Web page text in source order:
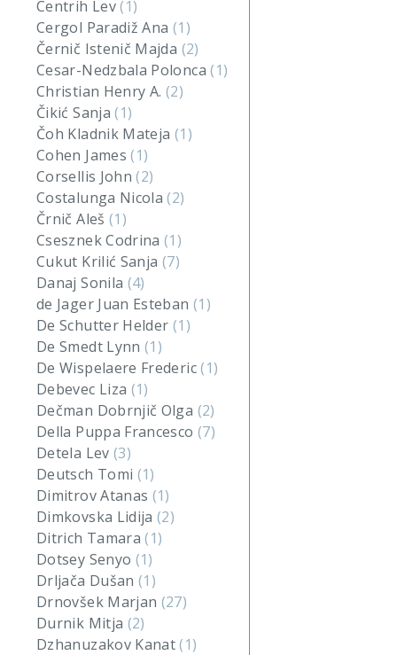
Centrih Lev(1)
Cergol Paradiž Ana (1)
Černič Istenič Majda (2)
Cesar-Nedzbala Polonca(1)
Christian Henry A. (2)
Čikić Sanja(1)
Čoh Kladnik Mateja (1)
Cohen James(1)
Corsellis John(2)
Costalunga Nicola(2)
Črnič Aleš (1)
Csesznek Codrina(1)
Cukut Krilić Sanja (7)
Danaj Sonila (4)
de Jager Juan Esteban (1)
De Schutter Helder (1)
De Smedt Lynn(1)
De Wispelaere Frederic(1)
Debevec Liza (1)
Dečman Dobrnjič Olga (2)
Della Puppa Francesco (7)
Detela Lev (3)
Deutsch Tomi (1)
Dimitrov Atanas (1)
Dimkovska Lidija(2)
Ditrich Tamara(1)
Dotsey Senyo (1)
Drljača Dušan(1)
Drnovšek Marjan (27)
Durnik Mitja (2)
Dzhanuzakov Kanat(1)